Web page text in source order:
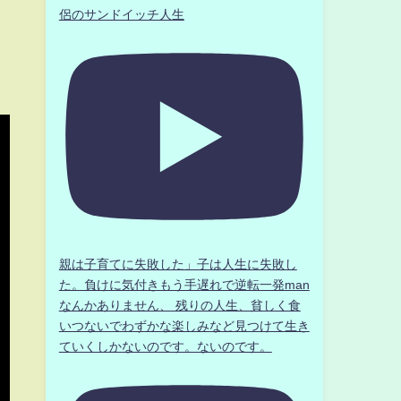
侶のサンドイッチ人生
親は子育てに失敗した」子は人生に失敗し
た。負けに気付きもう手遅れで逆転一発man
なんかありません、 残りの人生、貧しく食
いつないでわずかな楽しみなど見つけて生き
ていくしかないのです。ないのです。